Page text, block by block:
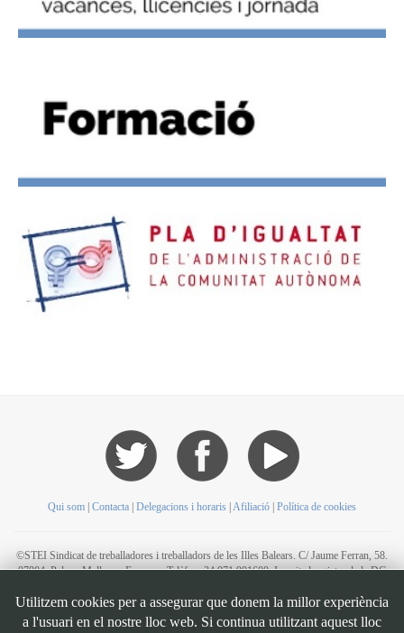
Qui som Contacta Delegacions i horaris Afiliació Política de cookies
©STEI Sindicat de treballadores i treballadors de les Illes Balears. C/ Jaume Ferran, 58.
07004. Palma. Mallorca. Espanya. Telèfon: 34 971 901600. Inscrit al registre de la DG
G07126956
Bootstrapis a front-end framework of Twitter, Inc. Code licensed underMIT License.
Utilitzem cookies per a assegurar que donem la millor experiència
a l'usuari en el nostre lloc web. Si continua utilitzant aquest lloc